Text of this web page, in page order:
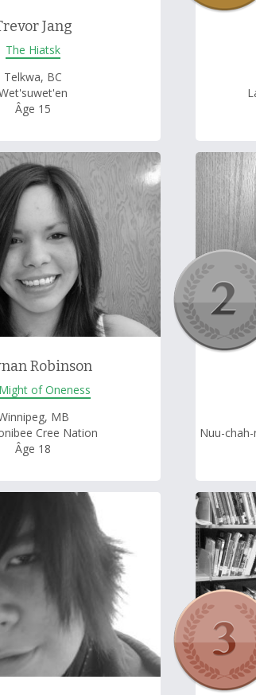
Jang
The Hiatsk
Telkwa, BC
Âge 15
Robinson
of Oneness
MB
Cree Nation
Âge 18
Nuu-